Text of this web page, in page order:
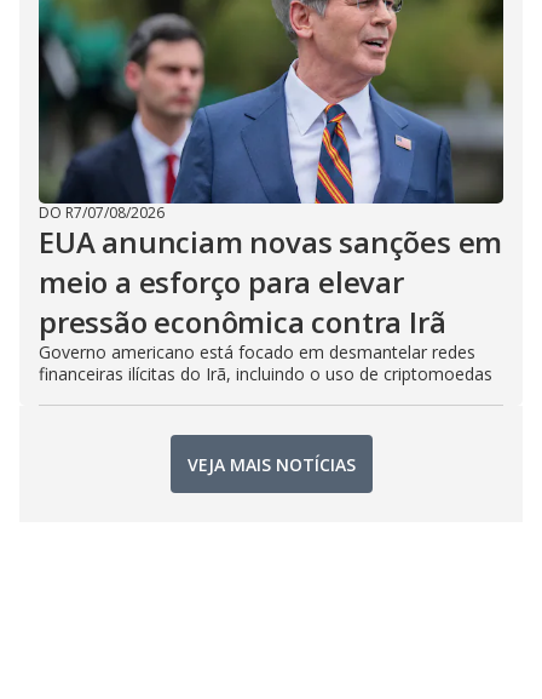
DO R7/07/08/2026
EUA anunciam novas sanções em
meio a esforço para elevar
pressão econômica contra Irã
Governo americano está focado em desmantelar redes
financeiras ilícitas do Irã, incluindo o uso de criptomoedas
VEJA MAIS NOTÍCIAS